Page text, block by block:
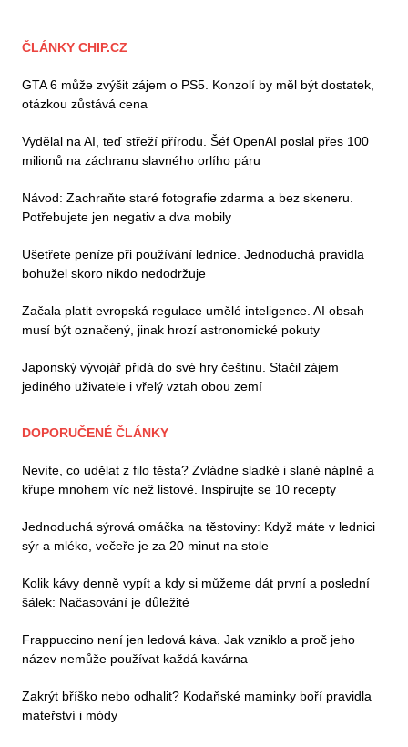
ČLÁNKY CHIP.CZ
GTA 6 může zvýšit zájem o PS5. Konzolí by měl být dostatek,
otázkou zůstává cena
Vydělal na AI, teď střeží přírodu. Šéf OpenAI poslal přes 100
milionů na záchranu slavného orlího páru
Návod: Zachraňte staré fotografie zdarma a bez skeneru.
Potřebujete jen negativ a dva mobily
Ušetřete peníze při používání lednice. Jednoduchá pravidla
bohužel skoro nikdo nedodržuje
Začala platit evropská regulace umělé inteligence. AI obsah
musí být označený, jinak hrozí astronomické pokuty
Japonský vývojář přidá do své hry češtinu. Stačil zájem
jediného uživatele i vřelý vztah obou zemí
DOPORUČENÉ ČLÁNKY
Nevíte, co udělat z filo těsta? Zvládne sladké i slané náplně a
křupe mnohem víc než listové. Inspirujte se 10 recepty
Jednoduchá sýrová omáčka na těstoviny: Když máte v lednici
sýr a mléko, večeře je za 20 minut na stole
Kolik kávy denně vypít a kdy si můžeme dát první a poslední
šálek: Načasování je důležité
Frappuccino není jen ledová káva. Jak vzniklo a proč jeho
název nemůže používat každá kavárna
Zakrýt bříško nebo odhalit? Kodaňské maminky boří pravidla
mateřství i módy